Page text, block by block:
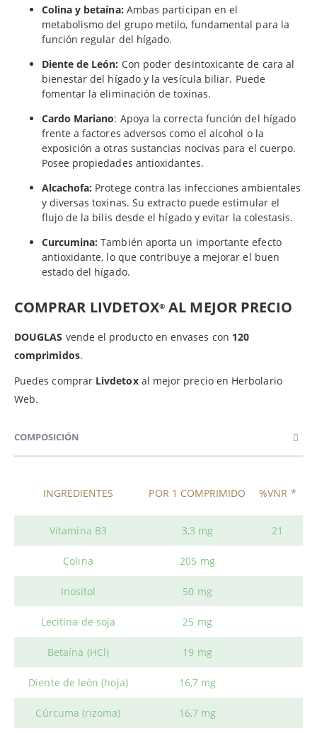
Colina y betaína: Ambas participan en el
metabolismo del grupo metilo, fundamental para la
función regular del hígado.
Diente de León: Con poder desintoxicante de cara al
bienestar del hígado y la vesícula biliar. Puede
fomentar la eliminación de toxinas.
Cardo Mariano: Apoya la correcta función del hígado
frente a factores adversos como el alcohol o la
exposición a otras sustancias nocivas para el cuerpo.
Posee propiedades antioxidantes.
Alcachofa: Protege contra las infecciones ambientales
y diversas toxinas. Su extracto puede estimular el
flujo de la bilis desde el hígado y evitar la colestasis.
Curcumina: También aporta un importante efecto
antioxidante, lo que contribuye a mejorar el buen
estado del hígado.
COMPRAR LIVDETOX® AL MEJOR PRECIO
DOUGLAS vende el producto en envases con 120
comprimidos.
Puedes comprar Livdetoxal mejor precio en Herbolario
Web.
COMPOSICIÓN
INGREDIENTES POR 1 COMPRIMIDO %VNR *
Vitamina B3 3,3 mg 21
Colina 205 mg
Inositol 50 mg
Lecitina de soja 25 mg
Betaína (HCl) 19 mg
Diente de león (hoja) 16,7 mg
Cúrcuma (rizoma) 16,7 mg